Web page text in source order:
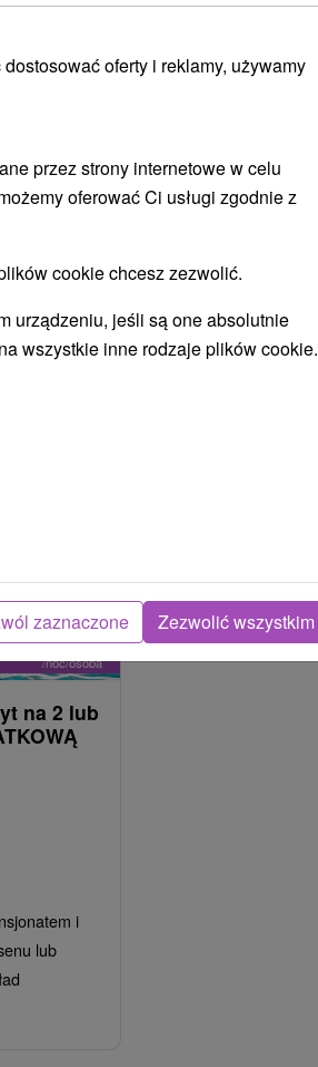
relaksacyjne.
zł /noc/osoba
OCENY
305,19zł
/noc/osoba
na 2 lub
i
lub
oferty i reklamy, używamy
przez strony internetowe w celu
oferować Ci usługi zgodnie z
cookie chcesz zezwolić.
urządzeniu, jeśli są one absolutnie
wszystkie inne rodzaje plików cookie.
zaznaczone Zezwolić wszystkim